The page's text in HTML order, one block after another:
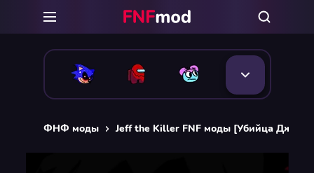
ФНФ моды Jeff the Killer FNF моды [Убийца